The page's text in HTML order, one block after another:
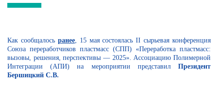
Как сообщалось ранее, 15 мая состоялась II сырьевая конференция
Союза переработчиков пластмасс (СПП) «Переработка пластмасс:
вызовы, решения, перспективы — 2025». Ассоциацию Полимерной
Интеграции (АПИ) на мероприятии представил Президент
Бершицкий С.В.